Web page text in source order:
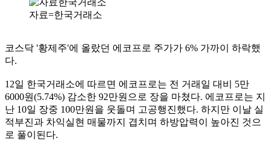
자료=한국거래소
코스닥 '황제주'에 올랐던 에코프로 주가가 6% 가까이 하락했
다.
12일 한국거래소에 따르면 에코프로는 전 거래일 대비 5만
6000원(5.74%) 감소한 92만원으로 장을 마쳤다. 에코프로는 지
난 10일 장중 100만원을 웃돌며 고공행진했다. 하지만 이날 실
적부진과 차익실현 매물까지 겹치며 하방압력이 높아진 것으
로 풀이된다.